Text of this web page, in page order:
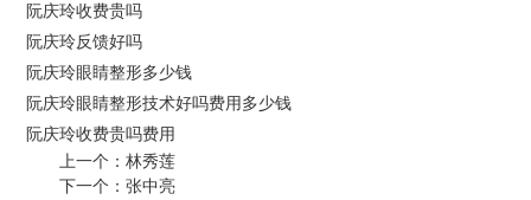
阮庆玲收费贵吗
阮庆玲反馈好吗
阮庆玲眼睛整形多少钱
阮庆玲眼睛整形技术好吗费用多少钱
阮庆玲收费贵吗费用
上一个：林秀莲
下一个：张中亮